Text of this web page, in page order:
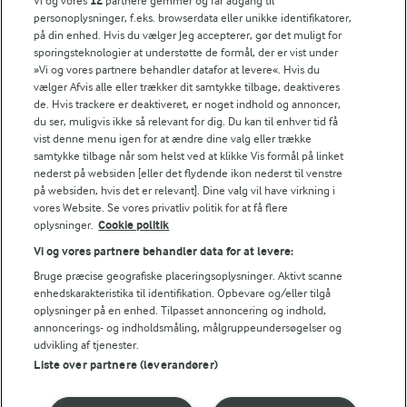
Andelshaverinfo: Mælkepris
Fødevarestyrelsens smiley-rapporter for Arla Foods
Fødevarestyrelsens smiley-rapporter for Jörd
Fødevarestyrelsens smiley-rapporter for Lurpak PB
Følg
© 2026 Arla Foods
Vælg en anden cookies
personoplysninger, f.eks. browserdata eller unikke identifikatorer,
på din enhed. Hvis du vælger Jeg accepterer, gør det muligt for
sporingsteknologier at understøtte de formål, der er vist under
»Vi og vores partnere behandler datafor at levere«. Hvis du
vælger Afvis alle eller trækker dit samtykke tilbage, deaktiveres
de. Hvis trackere er deaktiveret, er noget indhold og annoncer,
du ser, muligvis ikke så relevant for dig. Du kan til enhver tid få
vist denne menu igen for at ændre dine valg eller trække
samtykke tilbage når som helst ved at klikke Vis formål på linket
nederst på websiden [eller det flydende ikon nederst til venstre
på websiden, hvis det er relevant]. Dine valg vil have virkning i
vores Website. Se vores privatliv politik for at få flere
oplysninger. Cookie politik
Vi og vores partnere behandler data for at levere:
Bruge præcise geografiske placeringsoplysninger. Aktivt scanne
enhedskarakteristika til identifikation. Opbevare og/eller tilgå
oplysninger på en enhed. Tilpasset annoncering og indhold,
annoncerings- og indholdsmåling, målgruppeundersøgelser og
udvikling af tjenester.
Liste over partnere (leverandører)